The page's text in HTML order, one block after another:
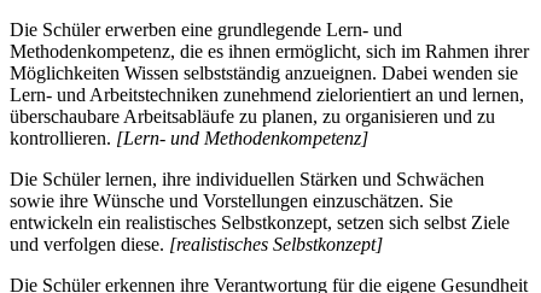
Die Schüler erwerben eine grundlegende Lern- und
Methodenkompetenz, die es ihnen ermöglicht, sich im Rahmen ihrer
Möglichkeiten Wissen selbstständig anzueignen. Dabei wenden sie
Lern- und Arbeitstechniken zunehmend zielorientiert an und lernen,
überschaubare Arbeitsabläufe zu planen, zu organisieren und zu
kontrollieren. [Lern- und Methodenkompetenz]
Die Schüler lernen, ihre individuellen Stärken und Schwächen
sowie ihre Wünsche und Vorstellungen einzuschätzen. Sie
entwickeln ein realistisches Selbstkonzept, setzen sich selbst Ziele
und verfolgen diese. [realistisches Selbstkonzept]
Die Schüler erkennen ihre Verantwortung für die eigene Gesundheit